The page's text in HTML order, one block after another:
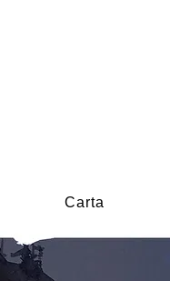
Carta